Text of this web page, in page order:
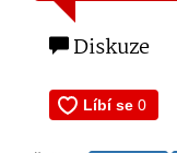
Diskuze